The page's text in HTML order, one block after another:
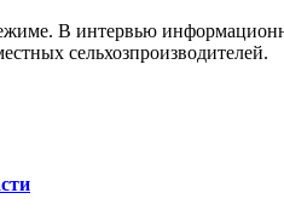
В интервью
сельхозпроизводителей.